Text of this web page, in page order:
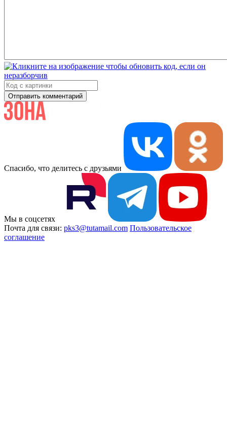
Отправить комментарий
Спасибо, что делитесь с друзьями
Мы в соцсетях
Почта для связи: pks3@tutamail.com Пользовательское
соглашение